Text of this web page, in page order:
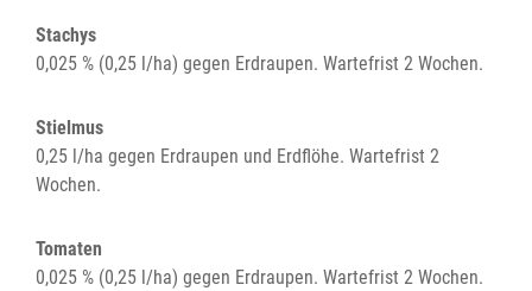
Stachys
0,025 % (0,25 l/ha) gegen Erdraupen. Wartefrist 2 Wochen.
Stielmus
0,25 l/ha gegen Erdraupen und Erdflöhe. Wartefrist 2
Wochen.
Tomaten
0,025 % (0,25 l/ha) gegen Erdraupen. Wartefrist 2 Wochen.